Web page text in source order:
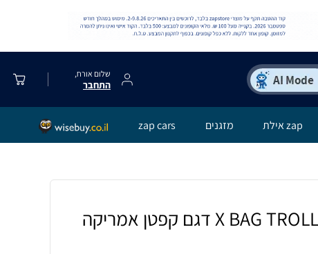
שלום אורח,
התחבר
zap אילת מזגנים zap cars
תיק אורטופדי X BAG TROLLEY דגם קפטן אמריקה